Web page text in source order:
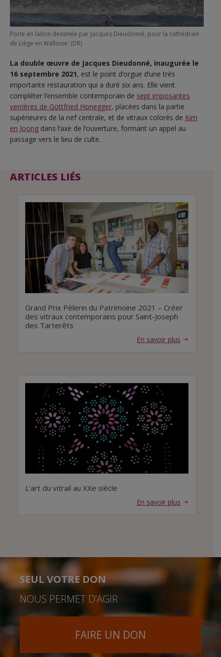
Porte en laiton dessinée par Jacques Dieudonné, pour la cathédrale
de Liège en Wallonie. (DR)
La double œuvre de Jacques Dieudonné, inaugurée le
16 septembre 2021, est le point d’orgue d’une très
importante restauration qui a duré six ans. Elle vient
compléter l’ensemble contemporain de sept imposantes
verrières de Gottfried Honegger, placées dans la partie
supérieures de la nef centrale, et de vitraux colorés de Kim
en Joong dans l’axe de l’ouverture, formant un appel au
passage vers le lieu de culte.
ARTICLES LIÉS
Grand Prix Pèlerin du Patrimoine 2021 – Créer
des vitraux contemporains pour Saint-Joseph
des Tarterêts
En savoir plus
L’art du vitrail au XXe siècle
En savoir plus
SEUL VOTRE DON
NOUS PERMET D’AGIR
FAIRE UN DON